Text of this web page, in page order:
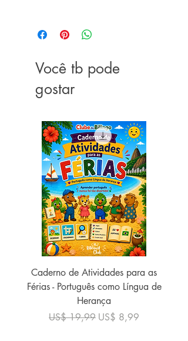
traduzido do original em inglês edição
(17 junho 2019)
Capa comum ‏ : ‎ 368 páginas
ISBN-13 ‏ : ‎ 978-8594318237
Dimensões ‏ : ‎ 15.24 x 2.08 x 22.86
Você tb pode
gostar
Caderno de Atividades para as
Férias - Português como Língua de
Herança
Preço normal
US$ 19,99 Preço promocional
US$ 8,99